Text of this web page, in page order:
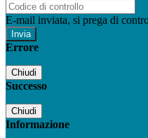
E-mail inviata, si prega di
Errore
Chiudi
Successo
Chiudi
Informazione